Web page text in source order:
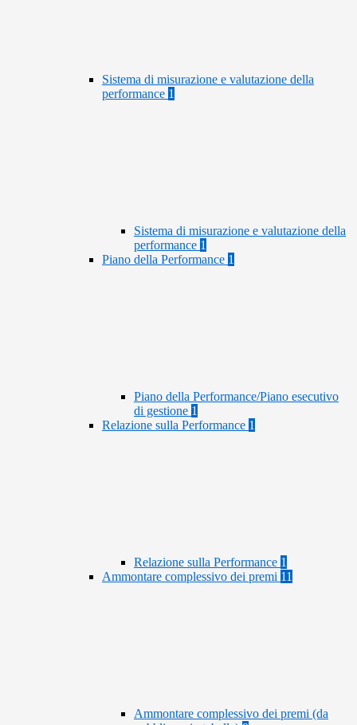
Sistema di misurazione e valutazione della
performance 1
Sistema di misurazione e valutazione della
performance 1
Piano della Performance 1
Piano della Performance/Piano esecutivo
di gestione 1
Relazione sulla Performance 1
Relazione sulla Performance 1
Ammontare complessivo dei premi 11
Ammontare complessivo dei premi (da